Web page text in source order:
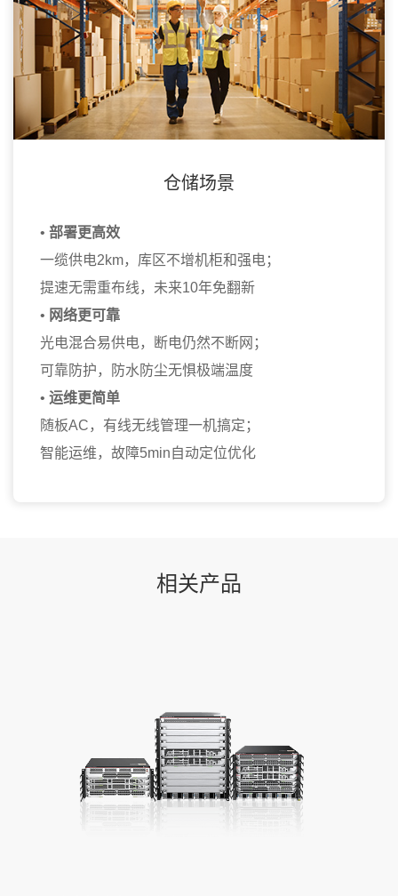
仓储场景
• 部署更高效
一缆供电2km，库区不增机柜和强电；
提速无需重布线，未来10年免翻新
• 网络更可靠
光电混合易供电，断电仍然不断网；
可靠防护，防水防尘无惧极端温度
• 运维更简单
随板AC，有线无线管理一机搞定；
智能运维，故障5min自动定位优化
相关产品